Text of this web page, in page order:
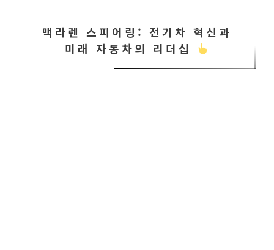
맥라렌 스피어링: 전기차 혁신과
미래 자동차의 리더십